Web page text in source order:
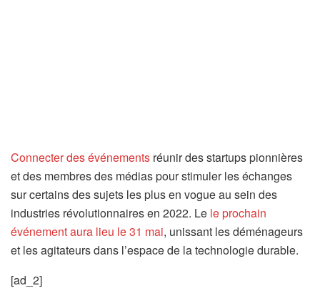
Connecter des événements réunir des startups pionnières
et des membres des médias pour stimuler les échanges
sur certains des sujets les plus en vogue au sein des
industries révolutionnaires en 2022. Le le prochain
événement aura lieu le 31 mai, unissant les déménageurs
et les agitateurs dans l’espace de la technologie durable.
[ad_2]